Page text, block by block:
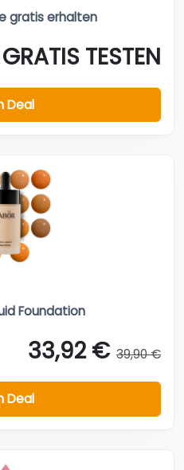
gratis erhalten
GRATIS TESTEN
Deal
Foundation
33,92 € 39,90 €
Deal